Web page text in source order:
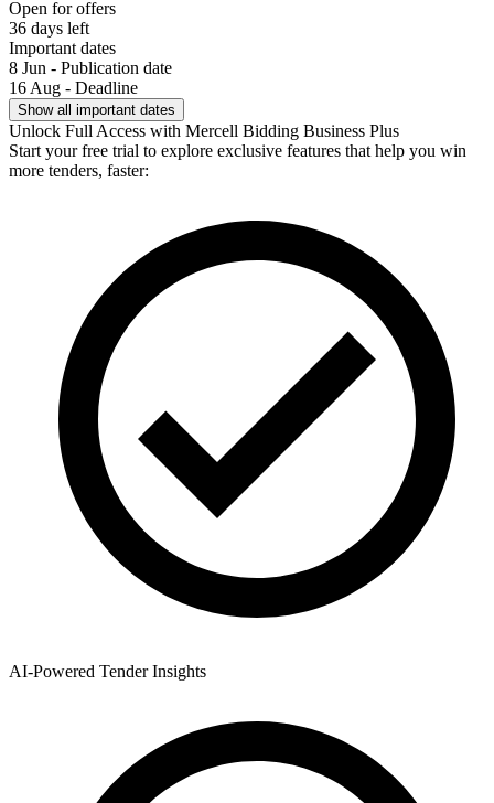
Open for offers
36 days left
Important dates
8 Jun - Publication date
16 Aug - Deadline
Show all important dates
Unlock Full Access with Mercell Bidding Business Plus
Start your free trial to explore exclusive features that help you win
more tenders, faster:
AI-Powered Tender Insights